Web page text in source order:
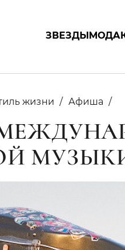
ЗВЕЗДЫМОДА
жизни Афиша
МУЗЫКИ